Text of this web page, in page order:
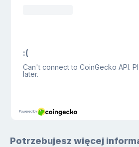
Potrzebujesz więcej